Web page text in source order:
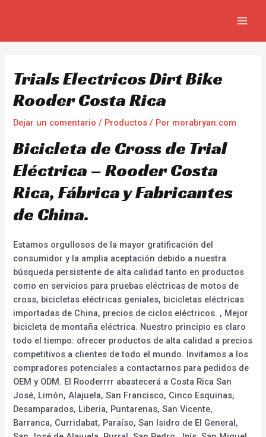
Trials Electricos Dirt Bike
Rooder Costa Rica
Dejar un comentario / Productos / Por morabryan.com
Bicicleta de Cross de Trial
Eléctrica – Rooder Costa
Rica, Fábrica y Fabricantes
de China.
Estamos orgullosos de la mayor gratificación del
consumidor y la amplia aceptación debido a nuestra
búsqueda persistente de alta calidad tanto en productos
como en servicios para pruebas eléctricas de motos de
cross, bicicletas eléctricas geniales, bicicletas eléctricas
importadas de China, precios de ciclos eléctricos. , Mejor
bicicleta de montaña eléctrica. Nuestro principio es claro
todo el tiempo: ofrecer productos de alta calidad a precios
competitivos a clientes de todo el mundo. Invitamos a los
compradores potenciales a contactarnos para pedidos de
OEM y ODM. El Rooderrrr abastecerá a Costa Rica San
José, Limón, Alajuela, San Francisco, Cinco Esquinas,
Desamparados, Liberia, Puntarenas, San Vicente,
Barranca, Curridabat, Paraíso, San Isidro de El General,